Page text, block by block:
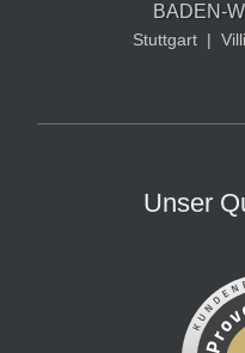
BADEN-
Stuttgart |
Unser